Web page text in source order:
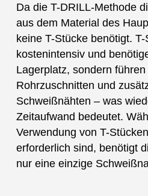
Da die T-DRILL-Methode
aus dem Material des
keine T-Stücke benötigt.
kostenintensiv und
Lagerplatz, sondern
Rohrzuschnitten und
Schweißnähten – was
Zeitaufwand bedeutet.
Verwendung von T-
erforderlich sind, benötigt
nur eine einzige